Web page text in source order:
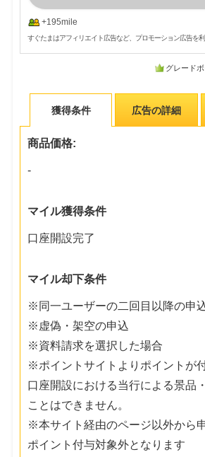
+195mile
すぐたまはアフィリエイト広告など、プロモーション広告を
グレード
獲得条件 広告の詳細
商品価格:
-
マイル獲得条件
口座開設完了
マイル却下条件
※同一ユーザーの二回目以降の申
※虚偽・架空の申込
※資料請求を選択した場合
※ポイントサイトよりポイントが
口座開設における当行による景品
ことはできません。
※本サイト経由のページ以外から
ポイント付与対象外となります